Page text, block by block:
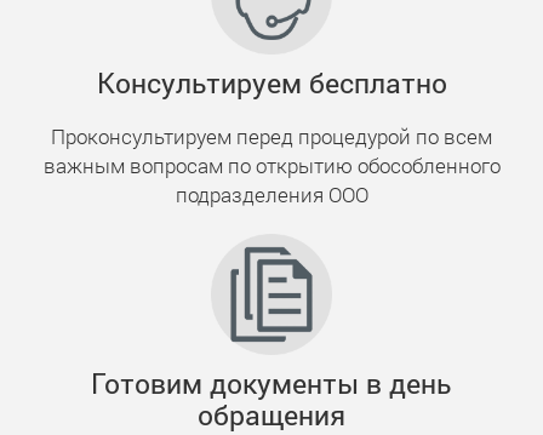
Консультируем бесплатно
Проконсультируем перед процедурой по всем
важным вопросам по открытию обособленного
подразделения ООО
Готовим документы в день
обращения